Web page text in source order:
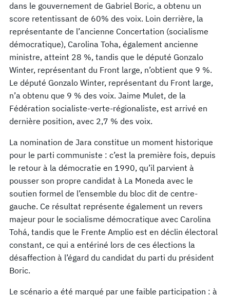
dans le gouvernement de Gabriel Boric, a obtenu un
score retentissant de 60% des voix. Loin derrière, la
représentante de l’ancienne Concertation (socialisme
démocratique), Carolina Toha, également ancienne
ministre, atteint 28 %, tandis que le député Gonzalo
Winter, représentant du Front large, n’obtient que 9 %.
Le député Gonzalo Winter, représentant du Front large,
n’a obtenu que 9 % des voix. Jaime Mulet, de la
Fédération socialiste-verte-régionaliste, est arrivé en
dernière position, avec 2,7 % des voix.
La nomination de Jara constitue un moment historique
pour le parti communiste : c’est la première fois, depuis
le retour à la démocratie en 1990, qu’il parvient à
pousser son propre candidat à La Moneda avec le
soutien formel de l’ensemble du bloc dit de centre-
gauche. Ce résultat représente également un revers
majeur pour le socialisme démocratique avec Carolina
Tohá, tandis que le Frente Amplio est en déclin électoral
constant, ce qui a entériné lors de ces élections la
désaffection à l’égard du candidat du parti du président
Boric.
Le scénario a été marqué par une faible participation : à